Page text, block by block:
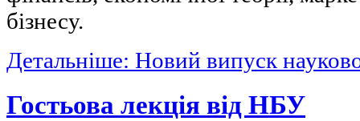
бізнесу.
Детальніше: Новий випуск
Гостьова лекція від НБУ